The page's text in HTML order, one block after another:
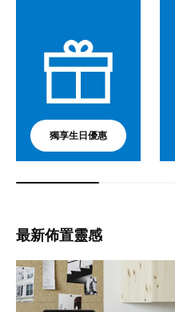
獨享生日優惠
最新佈置靈感